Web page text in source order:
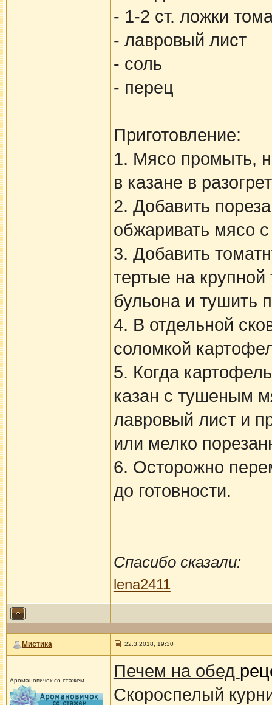
- 1-2 ст. ложки
- лавровый лист
- соль
- перец
Приготовление:
1. Мясо промыть,
в казане в
2. Добавить
обжаривать мясо
3. Добавить
тертые на
бульона и тушить
4. В отдельной
соломкой
5. Когда
казан с тушеным
лавровый лист и
или мелко
6. Осторожно
до готовности.
Спасибо сказали:
lena2411
Мистика 22.3.2018, 19:30
Аромановичок со стажем Печем на обед
Скороспелый